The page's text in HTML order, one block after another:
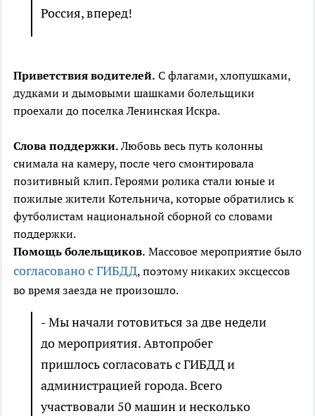
Россия, вперед!
Приветствия водителей. С флагами, хлопушками,
дудками и дымовыми шашками болельщики
проехали до поселка Ленинская Искра.
Слова поддержки. Любовь весь путь колонны
снимала на камеру, после чего смонтировала
позитивный клип. Героями ролика стали юные и
пожилые жители Котельнича, которые обратились к
футболистам национальной сборной со словами
поддержки.
Помощь болельщиков. Массовое мероприятие было
согласовано с ГИБДД, поэтому никаких эксцессов
во время заезда не произошло.
- Мы начали готовиться за две недели
до мероприятия. Автопробег
пришлось согласовать с ГИБДД и
администрацией города. Всего
участвовали 50 машин и несколько